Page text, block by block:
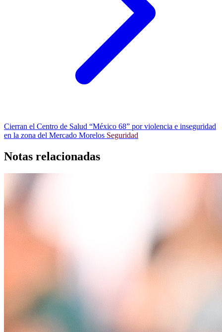
Cierran el Centro de Salud “México 68” por violencia e inseguridad
en la zona del Mercado Morelos Seguridad
Notas relacionadas